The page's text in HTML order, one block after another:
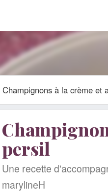
Champignons à la crème et
persil
Une recette
marylineH